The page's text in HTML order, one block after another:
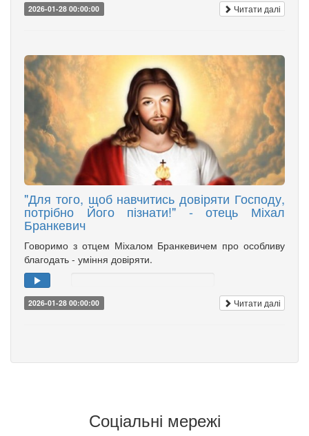
2026-01-28 00:00:00 Читати далі
"Для того, щоб навчитись довіряти Господу,
потрібно Його пізнати!" - отець Міхал
Бранкевич
Говоримо з отцем Міхалом Бранкевичем про особливу
благодать - уміння довіряти.
2026-01-28 00:00:00 Читати далі
Соціальні мережі